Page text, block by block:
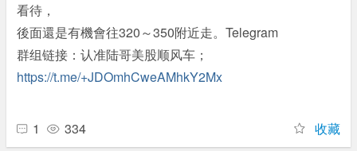
看待，
後面還是有機會往320～350附近走。Telegram
群组链接：认准陆哥美股顺风车；
https://t.me/+JDOmhCweAMhkY2Mx
1 334 收藏